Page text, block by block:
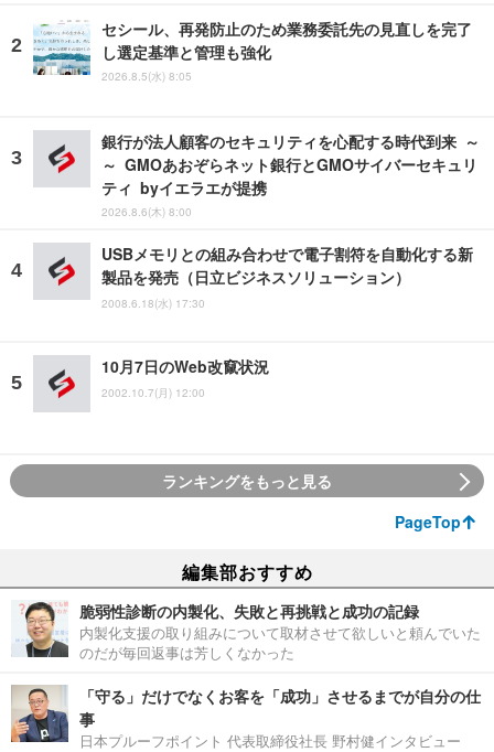
セシール、再発防止のため業務委託先の見直しを完了
し選定基準と管理も強化
2026.8.5(水) 8:05
銀行が法人顧客のセキュリティを心配する時代到来 ～
～ GMOあおぞらネット銀行とGMOサイバーセキュリ
ティ byイエラエが提携
2026.8.6(木) 8:00
USBメモリとの組み合わせで電子割符を自動化する新
製品を発売（日立ビジネスソリューション）
2008.6.18(水) 17:30
10月7日のWeb改竄状況
2002.10.7(月) 12:00
ランキングをもっと見る
PageTop
編集部おすすめ
脆弱性診断の内製化、失敗と再挑戦と成功の記録
内製化支援の取り組みについて取材させて欲しいと頼んでいた
のだが毎回返事は芳しくなかった
「守る」だけでなくお客を「成功」させるまでが自分の仕
事
日本プルーフポイント 代表取締役社長 野村健インタビュー